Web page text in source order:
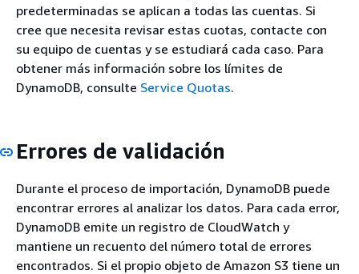
predeterminadas se aplican a todas las cuentas. Si
cree que necesita revisar estas cuotas, contacte con
su equipo de cuentas y se estudiará cada caso. Para
obtener más información sobre los límites de
DynamoDB, consulte Service Quotas.
Errores de validación
Durante el proceso de importación, DynamoDB puede
encontrar errores al analizar los datos. Para cada error,
DynamoDB emite un registro de CloudWatch y
mantiene un recuento del número total de errores
encontrados. Si el propio objeto de Amazon S3 tiene un